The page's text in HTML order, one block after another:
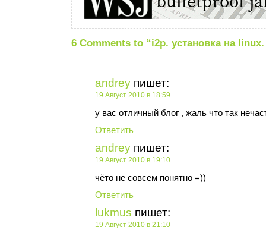
6 Comments to “i2p. установка на
andrey пишет:
19 Август 2010 в 18:59
у вас отличный блог , жаль что так
Ответить
andrey пишет:
19 Август 2010 в 19:10
чёто не совсем понятно =))
Ответить
lukmus пишет:
19 Август 2010 в 21:10